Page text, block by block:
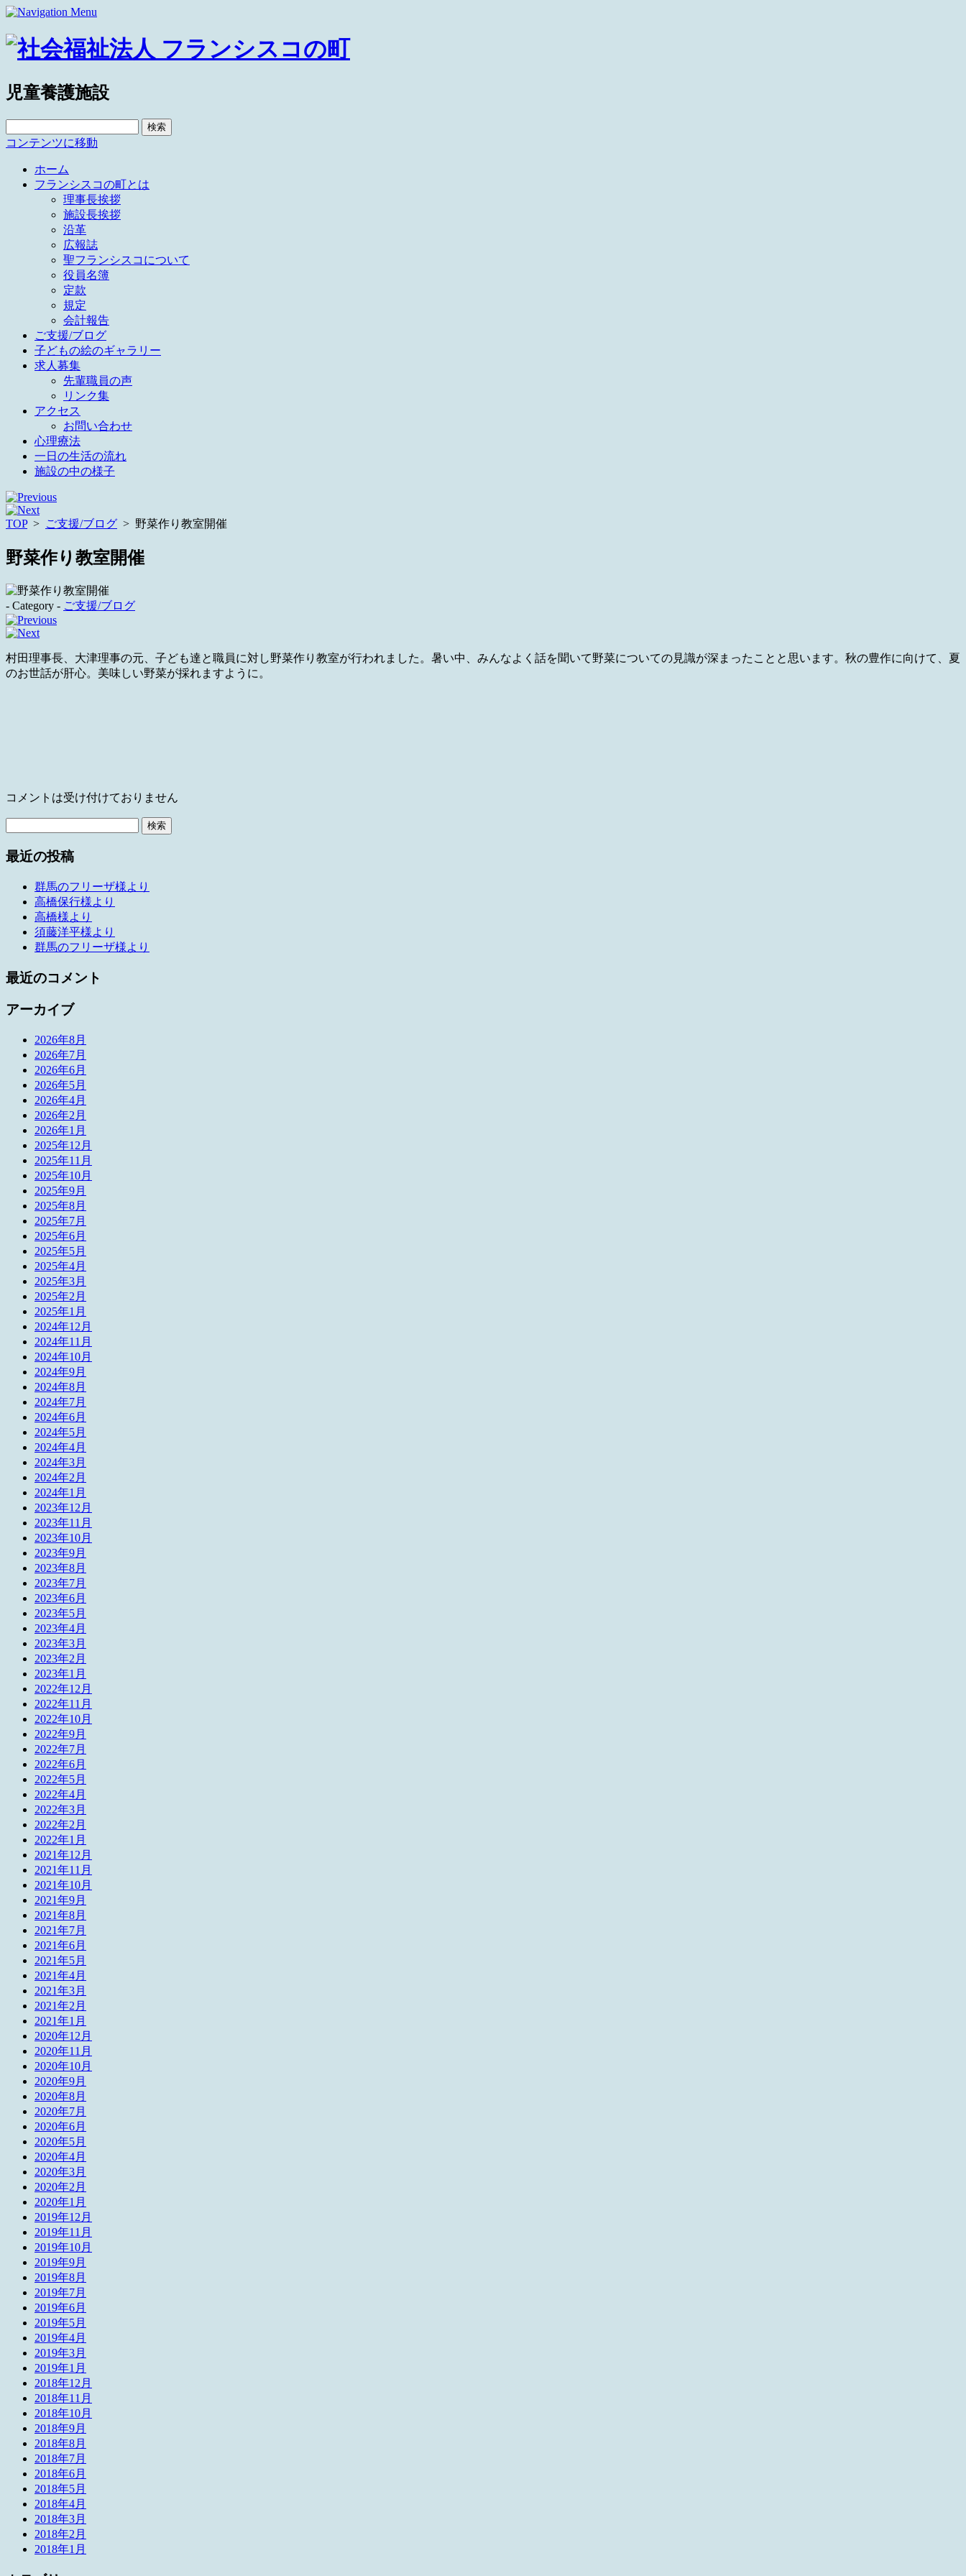
児童養護施設
索:
コンテンツに移動
ホーム
フランシスコの町とは
理事長挨拶
施設長挨拶
沿革
広報誌
聖フランシスコについて
役員名簿
定款
規定
会計報告
ご支援/ブログ
子どもの絵のギャラリー
求人募集
先輩職員の声
リンク集
アクセス
お問い合わせ
心理療法
一日の生活の流れ
施設の中の様子
TOP> ご支援/ブログ > 野菜作り教室開催
野菜作り教室開催
- Category - ご支援/ブログ
村田理事長、大津理事の元、子ども達と職員に対し野菜作り教室が行われました。暑い中、みんなよく話を聞いて野菜についての見識が深まったことと思います。秋の豊作に向けて、夏
のお世話が肝心。美味しい野菜が採れますように。
コメントは受け付けておりません
最近の投稿
群馬のフリーザ様より
高橋保行様より
高橋様より
須藤洋平様より
群馬のフリーザ様より
最近のコメント
アーカイブ
2026年8月
2026年7月
2026年6月
2026年5月
2026年4月
2026年2月
2026年1月
2025年12月
2025年11月
2025年10月
2025年9月
2025年8月
2025年7月
2025年6月
2025年5月
2025年4月
2025年3月
2025年2月
2025年1月
2024年12月
2024年11月
2024年10月
2024年9月
2024年8月
2024年7月
2024年6月
2024年5月
2024年4月
2024年3月
2024年2月
2024年1月
2023年12月
2023年11月
2023年10月
2023年9月
2023年8月
2023年7月
2023年6月
2023年5月
2023年4月
2023年3月
2023年2月
2023年1月
2022年12月
2022年11月
2022年10月
2022年9月
2022年7月
2022年6月
2022年5月
2022年4月
2022年3月
2022年2月
2022年1月
2021年12月
2021年11月
2021年10月
2021年9月
2021年8月
2021年7月
2021年6月
2021年5月
2021年4月
2021年3月
2021年2月
2021年1月
2020年12月
2020年11月
2020年10月
2020年9月
2020年8月
2020年7月
2020年6月
2020年5月
2020年4月
2020年3月
2020年2月
2020年1月
2019年12月
2019年11月
2019年10月
2019年9月
2019年8月
2019年7月
2019年6月
2019年5月
2019年4月
2019年3月
2019年1月
2018年12月
2018年11月
2018年10月
2018年9月
2018年8月
2018年7月
2018年6月
2018年5月
2018年4月
2018年3月
2018年2月
2018年1月